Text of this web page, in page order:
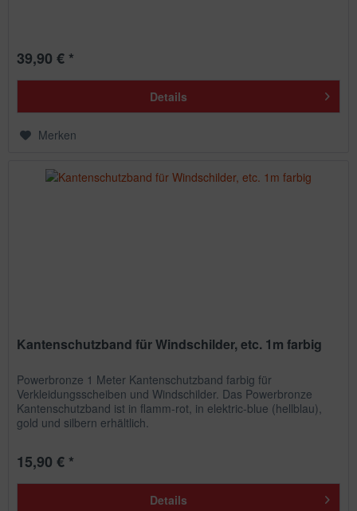
39,90 € *
Details
Merken
Kantenschutzband für Windschilder, etc. 1m farbig
Powerbronze 1 Meter Kantenschutzband farbig für
Verkleidungsscheiben und Windschilder. Das Powerbronze
Kantenschutzband ist in flamm-rot, in elektric-blue (hellblau),
gold und silbern erhältlich.
15,90 € *
Details